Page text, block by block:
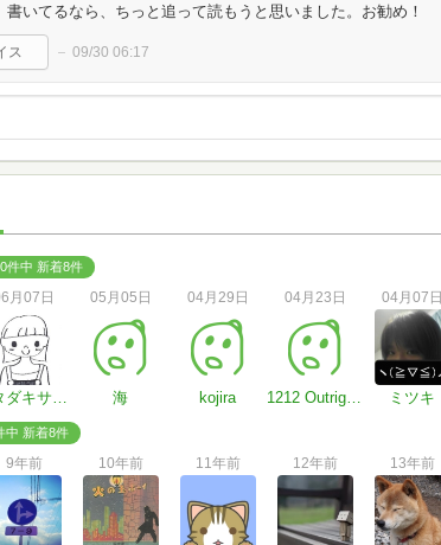
いてるなら、ちっと追って読もうと思いました。お勧め！
ス 09/30 06:17
件中 新着8件
月07日
イタダキサンテンセット。
05月05日
海
04月29日
kojira
04月23日
1212 Outrigger
04月07日
ミツキ
中 新着8件
9年前 10年前 11年前 12年前 13年前